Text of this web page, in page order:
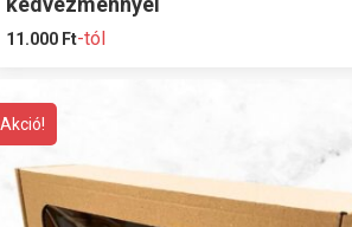
11.000 Ft-tól
Akció!